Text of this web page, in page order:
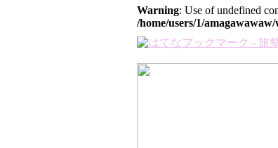
Warning: Use of undefined
/home/users/1/